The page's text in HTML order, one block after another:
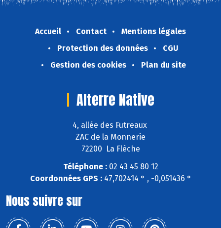
Accueil Contact
Mentions légales
Protection des données
CGU
Gestion des cookies
Plan du site
Alterre Native
4, allée des Futreaux
ZAC de la Monnerie
72200 La Flèche
Téléphone :02 43 45 80 12
Coordonnées GPS :47,702414 ° , -0,051436 °
Nous suivre sur